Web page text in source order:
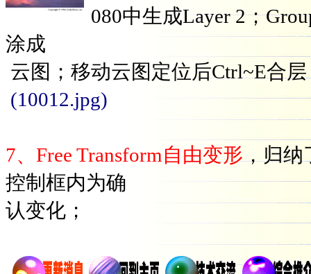
080中生成Layer 2；
涂成
云图；移动云图定位后Ctrl~E合
(10012.jpg)
7、Free Transform自由变形 ，归
控制框内为确
认变化；